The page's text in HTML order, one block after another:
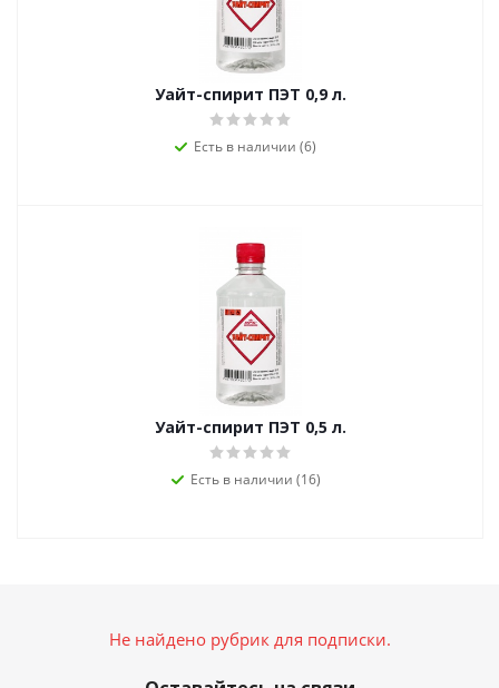
Уайт-спирит ПЭТ 0,9 л.
Есть в наличии (6)
Уайт-спирит ПЭТ 0,5 л.
Есть в наличии (16)
Не найдено рубрик для подписки.